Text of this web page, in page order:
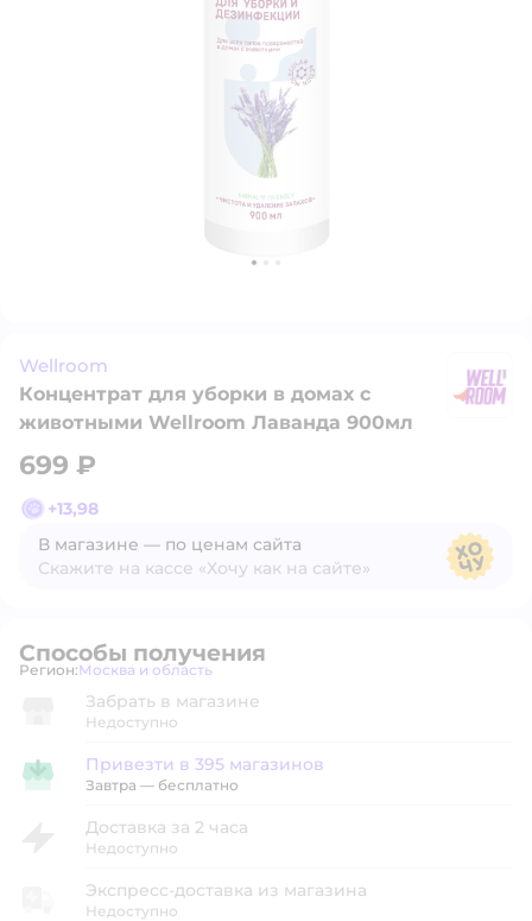
Wellroom
Концентрат для уборки в домах с
животными Wellroom Лаванда 900мл
699 ₽
+13,98
В магазине — по ценам сайта
Скажите на кассе «Хочу как на сайте»
Способы получения
Регион: Выбор адреса доставки.
Москва и область
Забрать в магазине
Недоступно
Привезти в магазин
Привезти в 395 магазинов
Завтра — бесплатно
Доставка за 2 часа
Недоступно
Экспресс-доставка из магазина
Недоступно